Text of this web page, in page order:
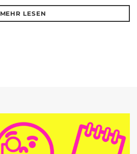
MEHR LESEN